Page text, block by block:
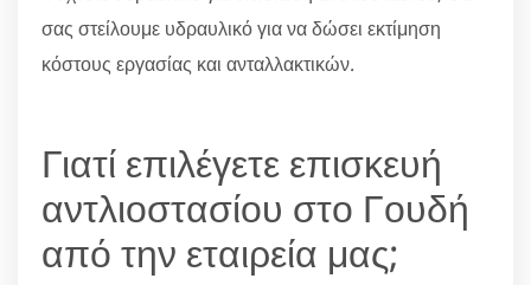
σας στείλουμε υδραυλικό για να δώσει εκτίμηση
κόστους εργασίας και ανταλλακτικών.
Γιατί επιλέγετε επισκευή
αντλιοστασίου στο Γουδή
από την εταιρεία μας;